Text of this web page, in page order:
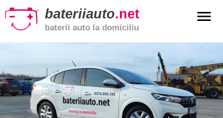
bateriiauto.net
baterii auto la domiciliu
menu
Baterii
moto